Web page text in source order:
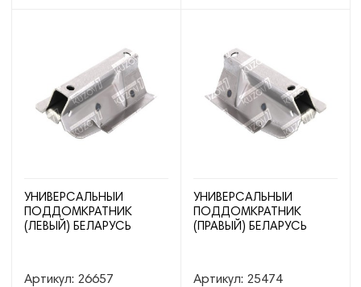
УНИВЕРСАЛЬНЫЙ
ПОДДОМКРАТНИК
(ЛЕВЫЙ) БЕЛАРУСЬ
Артикул: 26657
УНИВЕРСАЛЬНЫЙ
ПОДДОМКРАТНИК
(ПРАВЫЙ) БЕЛАРУСЬ
Артикул: 25474